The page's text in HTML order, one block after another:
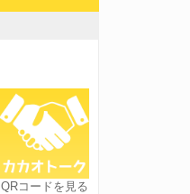
QRコードを見る